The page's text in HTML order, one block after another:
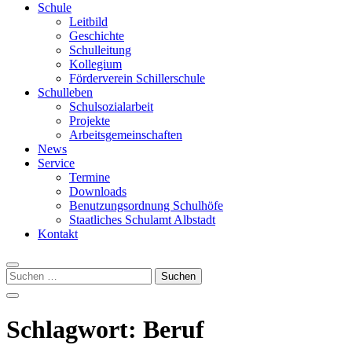
Schule
Leitbild
Geschichte
Schulleitung
Kollegium
Förderverein Schillerschule
Schulleben
Schulsozialarbeit
Projekte
Arbeitsgemeinschaften
News
Service
Termine
Downloads
Benutzungsordnung Schulhöfe
Staatliches Schulamt Albstadt
Kontakt
Suchen
nach:
Schlagwort: Beruf